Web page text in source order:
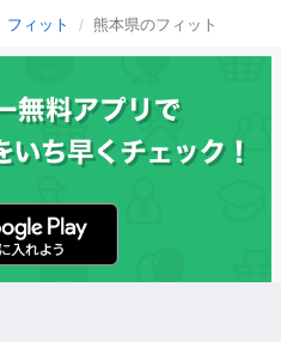
フィット 熊本県のフィット